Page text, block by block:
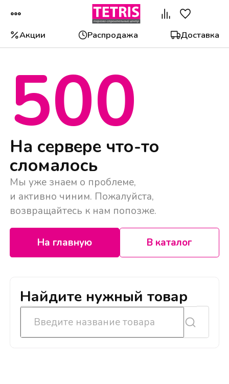
Акции Распродажа Доставка
500
На сервере что-то
сломалось
Мы уже знаем о проблеме,
и активно чиним. Пожалуйста,
возвращайтесь к нам попозже.
На главную В каталог
Найдите нужный товар